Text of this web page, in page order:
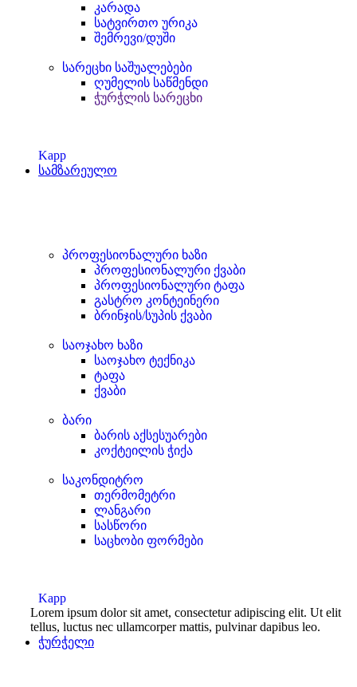
კარადა
სატვირთო ურიკა
შემრევი/დუში
სარეცხი საშუალებები
ღუმელის საწმენდი
ჭურჭლის სარეცხი
Kapp
სამზარეულო
პროფესიონალური ხაზი
პროფესიონალური ქვაბი
პროფესიონალური ტაფა
გასტრო კონტეინერი
ბრინჯის/სუპის ქვაბი
საოჯახო ხაზი
საოჯახო ტექნიკა
ტაფა
ქვაბი
ბარი
ბარის აქსესუარები
კოქტეილის ჭიქა
საკონდიტრო
თერმომეტრი
ლანგარი
სასწორი
საცხობი ფორმები
Kapp
Lorem ipsum dolor sit amet, consectetur adipiscing elit. Ut elit
tellus, luctus nec ullamcorper mattis, pulvinar dapibus leo.
ჭურჭელი